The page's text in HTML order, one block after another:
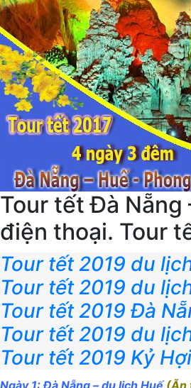
Tour tết Đà Nẵng
điện thoại. Tour
Tour tết 2019 du
Tour tết 2019 du
Tour tết 2019 Đà
Tour tết 2019 du
Tour tết 2019 Kỷ
Ngày 1: Đà Nẵng – du lịch Huế (Ăn